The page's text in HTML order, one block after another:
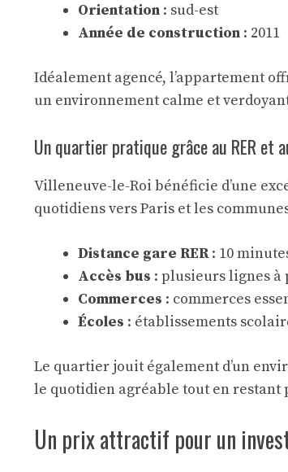
Orientation : sud-est
Année de construction : 2011
Idéalement agencé, l’appartement
un environnement calme et
Un quartier pratique grâce au RER et
Villeneuve-le-Roi bénéficie d’une
quotidiens vers Paris et les
Distance gare RER: 10
Accès bus : plusieurs lignes à
Commerces : commerces
Écoles : établissements
Le quartier jouit également d’un
le quotidien agréable tout en restant
Un prix attractif pour un